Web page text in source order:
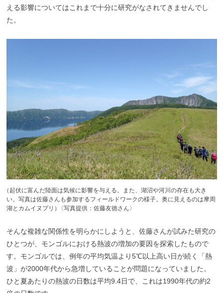
える影響についてはこれまで十分に研究がなされてきませんでし
た。
（ 起伏に富んだ陸面は気候に影響を与える。また、湖沼や河川の存在も大き
い。写真は佐藤さんも参加するフィールドワークの様子。奥に見えるのは摩周
湖とカムイヌプリ ） 〈写真提供：佐藤友徳さん〉
そんな複雑な関係性を明らかにしようと、佐藤さんが試みた研究の
ひとつが、モンゴルにおける熱波の増加の要因を探索したもので
す。モンゴルでは、例年の平均気温より5℃以上高い日が続く「熱
波」が2000年代から急増していることが問題になっていました。
ひと夏あたりの熱波の日数は平均9.4日で、これは1990年代の約2